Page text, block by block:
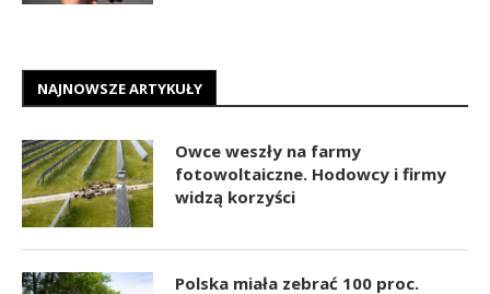
NAJNOWSZE ARTYKUŁY
Owce weszły na farmy
fotowoltaiczne. Hodowcy i firmy
widzą korzyści
Polska miała zebrać 100 proc.